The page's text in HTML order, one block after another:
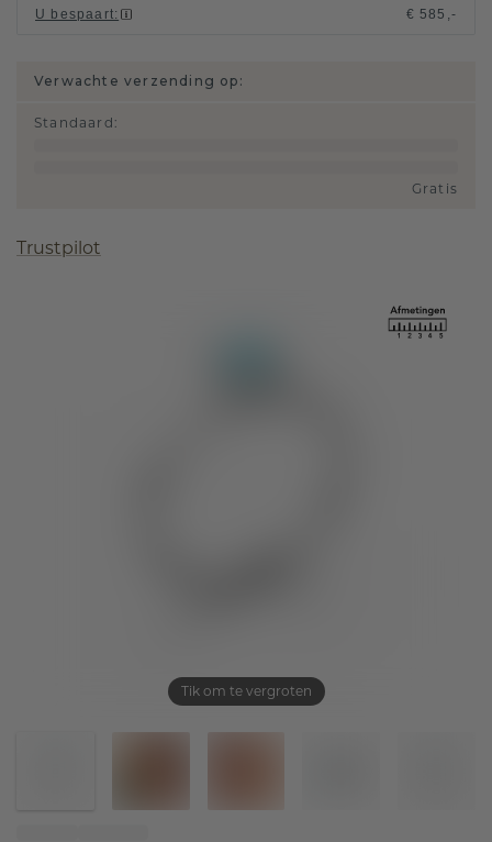
Tik om te vergroten
U bespaart: € 585,-
Verwachte verzending op:
Standaard :
Gratis
Trustpilot